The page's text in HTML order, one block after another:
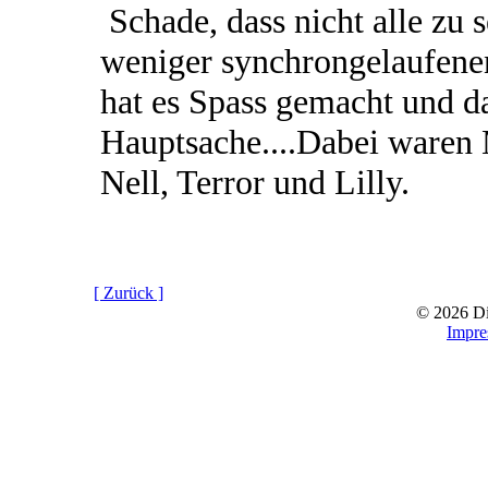
Schade, dass nicht alle zu
weniger
hat es Spass gemacht und
Hauptsache....Dabei
Nell, Terror und Lilly.
[ Zurück ]
© 2026